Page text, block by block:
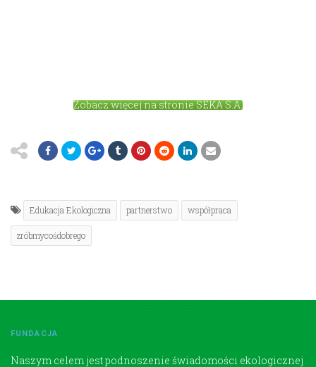
Zobacz więcej na stronie SEKA S.A.
Edukacja Ekologiczna partnerstwo współpraca
zróbmycośdobrego
FUNDACJA
Naszym celem jest podnoszenie świadomości ekologicznej